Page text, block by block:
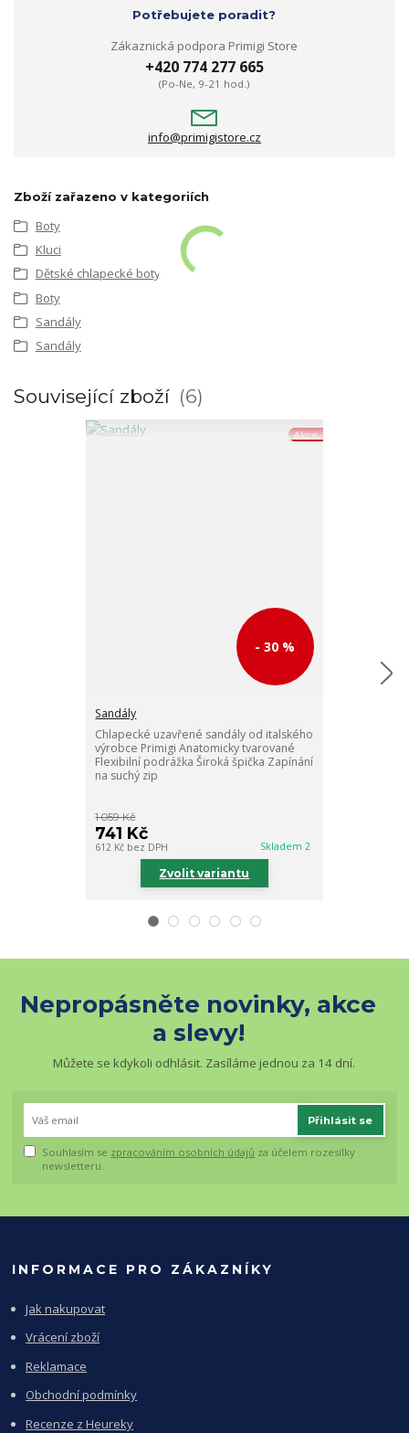
Potřebujete poradit?
Zákaznická podpora Primigi Store
+420 774 277 665
(Po-Ne, 9-21 hod.)
info@primigistore.cz
Zboží zařazeno v kategoriích
Boty
Kluci
Dětské chlapecké boty
Boty
Sandály
Sandály
Související zboží 6
Akce
- 30 %
Sandály
Chlapecké uzavřené sandály od italského
výrobce Primigi Anatomicky tvarované
Flexibilní podrážka Široká špička Zapínání
na suchý zip
1 059 Kč
741 Kč
612 Kč bez DPH Skladem 2
Zvolit variantu
Nepropásněte novinky, akce
a slevy!
Můžete se kdykoli odhlásit. Zasíláme jednou za 14 dní.
Přihlásit se
Souhlasím se zpracováním osobních údajů za účelem rozesílky
newsletteru.
INFORMACE PRO ZÁKAZNÍKY
Jak nakupovat
Vrácení zboží
Reklamace
Obchodní podmínky
Recenze z Heureky